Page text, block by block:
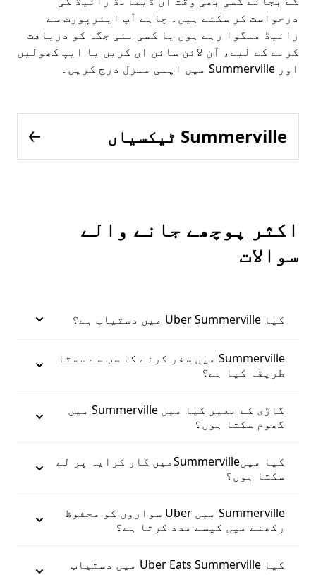
درخواست کر سکتے ہیں۔ چاہے آپ ایئرپورٹ سے
رائیڈ منگوا رہے ہوں یا کسی نئی جگہ کو دریافت
کرنے کے لیے، آن لائن سائن ان کریں یا ایپ کھولیں
اور Summerville میں اپنی منزل درج کریں۔
Summerville ٹیکسیاں
اکثر پوچھے جانے والے
سوالات
کیا Uber Summerville میں دستیاب ہے؟
Summerville میں سفر کرنے کا سب سے سستا
طریقہ کیا ہے؟
گاڑی کے بغیر کیا میں Summerville میں
گھوم سکتا ہوں؟
کیا میںSummervilleمیں کار کرایہ پر لے
سکتا ہوں؟
Summerville میں Uber سواروں کو محفوظ
رکھنے میں کیسے مدد کرتا ہے؟
کیا Uber Eats Summerville میں دستیاب